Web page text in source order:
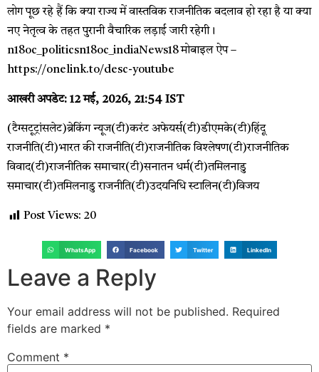
लोग पूछ रहे हैं कि क्या राज्य में वास्तविक राजनीतिक बदलाव हो रहा है या क्या
नए नेतृत्व के तहत पुरानी वैचारिक लड़ाई जारी रहेगी।
n18oc_politicsn18oc_indiaNews18 मोबाइल ऐप –
https://onelink.to/desc-youtube
आखरी अपडेट: 12 मई, 2026, 21:54 IST
(टैग्सटूट्रांसलेट)ब्रेकिंग न्यूज(टी)करंट अफेयर्स(टी)डीएमके(टी)हिंदू
राजनीति(टी)भारत की राजनीति(टी)राजनीतिक विश्लेषण(टी)राजनीतिक
विवाद(टी)राजनीतिक समाचार(टी)सनातन धर्म(टी)तमिलनाडु
समाचार(टी)तमिलनाडु राजनीति(टी)उदयनिधि स्टालिन(टी)विजय
Post Views: 20
WhatsApp Facebook Twitter LinkedIn
Leave a Reply
Your email address will not be published. Required
fields are marked *
Comment *